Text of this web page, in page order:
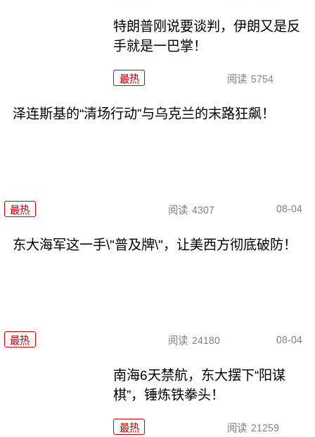
特朗普刚说要谈判，伊朗又是反
手就是一巴掌！
最热 阅读 5754
泽连斯基的“清场行动”与乌克兰的末路狂飙！
最热 阅读 4307 08-04
东大海军这一手\"普及牌\"，让美西方彻底破防！
最热 阅读 24180 08-04
南海6天禁航，东大摆下“阳谋
棋”，锤炼铁拳头！
最热 阅读 21259